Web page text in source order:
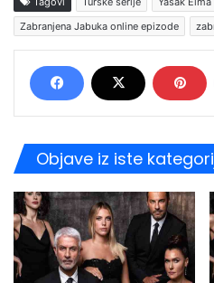
Zabranjena Jabuka online epizode
Objave iz iste